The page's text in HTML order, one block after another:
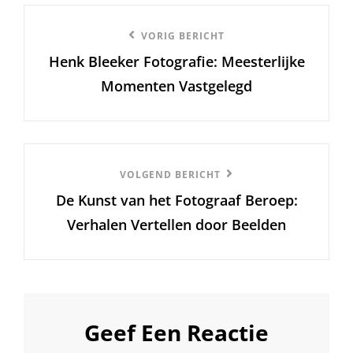
bericht
VORIG BERICHT
Henk Bleeker Fotografie: Meesterlijke
Momenten Vastgelegd
Bericht
VOLGEND BERICHT
De Kunst van het Fotograaf Beroep:
Verhalen Vertellen door Beelden
Geef Een Reactie